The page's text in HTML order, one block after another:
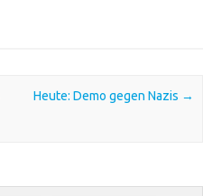
Heute: Demo gegen Nazis →